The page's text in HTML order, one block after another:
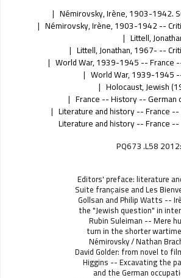
Némirovsky, Irène, 1903-1942.
Némirovsky, Irène, 1903-1942 --
Littell,
Littell, Jonathan, 1967- --
World War, 1939-1945 -- France
World War, 1939-1945
Holocaust, Jewish
France -- History --
Literature and history -- France
Literature and history -- France
PQ673 .L58 2012
Editors' preface: literature
Suite franc̦aise and Les
Gollsan and Philip Watts --
the "Jewish question" in
Rubin Suleiman -- Mere
turn in the shorter
Némirovsky / Nathan
David Golder: from novel to
Higgins -- Excavating the
and the German